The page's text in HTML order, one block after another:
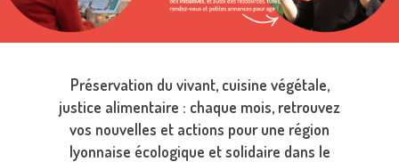
Préservation du vivant, cuisine végétale,
justice alimentaire : chaque mois, retrouvez
vos nouvelles et actions pour une région
lyonnaise écologique et solidaire dans le